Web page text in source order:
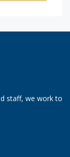
staff, we work to